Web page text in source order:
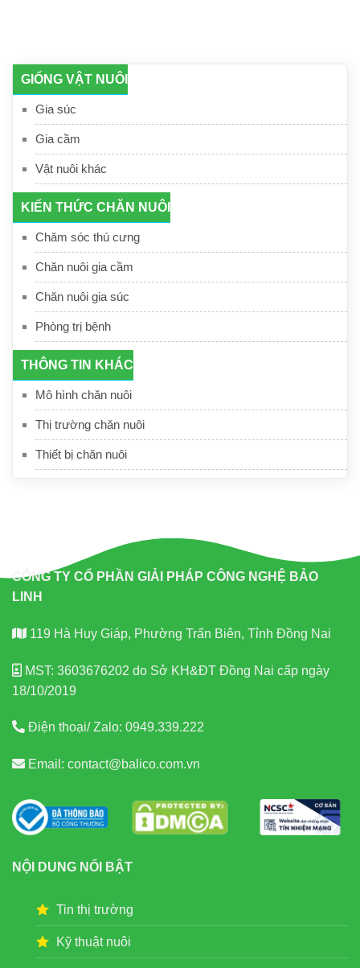
GIỐNG VẬT NUÔI
Gia súc
Gia cầm
Vật nuôi khác
KIẾN THỨC CHĂN NUÔI
Chăm sóc thú cưng
Chăn nuôi gia cầm
Chăn nuôi gia súc
Phòng trị bệnh
THÔNG TIN KHÁC
Mô hình chăn nuôi
Thị trường chăn nuôi
Thiết bị chăn nuôi
CÔNG TY CỔ PHẦN GIẢI PHÁP CÔNG NGHỆ BẢO
LINH
119 Hà Huy Giáp, Phường Trấn Biên, Tỉnh Đồng Nai
MST: 3603676202 do Sở KH&ĐT Đồng Nai cấp ngày
18/10/2019
Điện thoại/ Zalo: 0949.339.222
Email: contact@balico.com.vn
NỘI DUNG NỔI BẬT
Tin thị trường
Kỹ thuật nuôi